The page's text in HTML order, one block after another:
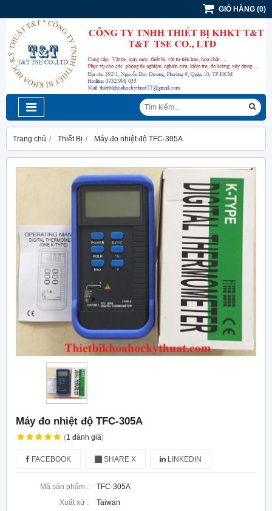
GIỎ HÀNG (0)
Trang chủ Thiết Bị Máy đo nhiệt độ TFC-305A
Máy đo nhiệt độ TFC-305A
(1 đánh giá)
FACEBOOK SHARE X LINKEDIN
Mã sản phẩm :
TFC-305A
Xuất xứ :
Taiwan